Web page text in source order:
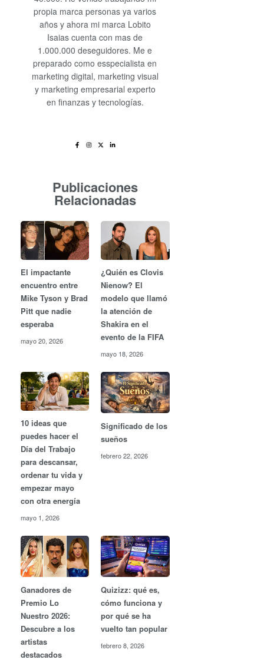
propia marca personas ya varios
años y ahora mi marca Lobito
Isaias cuenta con mas de
1.000.000 deseguidores. Me e
preparado como esspecialista en
marketing digital, marketing visual
y marketing empresarial experto
en finanzas y tecnologías.
Publicaciones
Relacionadas
El impactante
encuentro entre
Mike Tyson y Brad
Pitt que nadie
esperaba
mayo 20, 2026
¿Quién es Clovis
Nienow? El
modelo que llamó
la atención de
Shakira en el
evento de la FIFA
mayo 18, 2026
10 ideas que
puedes hacer el
Día del Trabajo
para descansar,
ordenar tu vida y
empezar mayo
con otra energía
mayo 1, 2026
Significado de los
sueños
febrero 22, 2026
Ganadores de
Premio Lo
Nuestro 2026:
Descubre a los
artistas
destacados
Quizizz: qué es,
cómo funciona y
por qué se ha
vuelto tan popular
febrero 8, 2026